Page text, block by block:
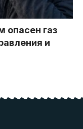
опасен газ
и